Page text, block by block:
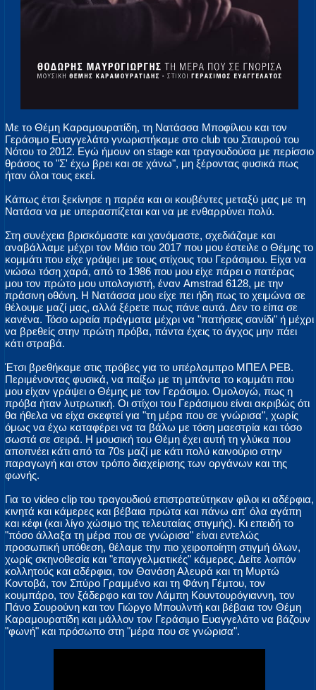
Με το Θέμη Καραμουρατίδη, τη Νατάσσα Μποφίλιου και τον
Γεράσιμο Ευαγγελάτο γνωριστήκαμε στο club του Σταυρού του
Νότου το 2012. Εγώ ήμουν on stage και τραγουδούσα με περίσσιο
θράσος το "Σ' έχω βρει και σε χάνω", μη ξέροντας φυσικά πως
ήταν όλοι τους εκεί.
Κάπως έτσι ξεκίνησε η παρέα και οι κουβέντες μεταξύ μας με τη
Νατάσα να με υπερασπίζεται και να με ενθαρρύνει πολύ.
Στη συνέχεια βρισκόμαστε και χανόμαστε, σχεδιάζαμε και
αναβάλλαμε μέχρι τον Μάιο του 2017 που μου έστειλε ο Θέμης το
κομμάτι που είχε γράψει με τους στίχους του Γεράσιμου. Είχα να
νιώσω τόση χαρά, από το 1986 που μου είχε πάρει ο πατέρας
μου τον πρώτο μου υπολογιστή, έναν Amstrad 6128, με την
πράσινη οθόνη. Η Νατάσσα μου είχε πει ήδη πως το χειμώνα σε
θέλουμε μαζί μας, αλλά ξέρετε πως πάνε αυτά. Δεν το είπα σε
κανένα. Τόσο ωραία πράγματα μέχρι να "πατήσεις σανίδι" ή μέχρι
να βρεθείς στην πρώτη πρόβα, πάντα έχεις το άγχος μην πάει
κάτι στραβά.
Έτσι βρεθήκαμε στις πρόβες για το υπέρλαμπρο ΜΠΕΛ ΡΕΒ.
Περιμένοντας φυσικά, να παίξω με τη μπάντα το κομμάτι που
μου είχαν γράψει ο Θέμης με τον Γεράσιμο. Ομολογώ, πως η
πρόβα ήταν λυτρωτική. Οι στίχοι του Γεράσιμου είναι ακριβώς ότι
θα ήθελα να είχα σκεφτεί για "τη μέρα που σε γνώρισα", χωρίς
όμως να έχω καταφέρει να τα βάλω με τόση μαεστρία και τόσο
σωστά σε σειρά. Η μουσική του Θέμη έχει αυτή τη γλύκα που
αποπνέει κάτι από τα 70s μαζί με κάτι πολύ καινούριο στην
παραγωγή και στον τρόπο διαχείρισης των οργάνων και της
φωνής.
Για το video clip του τραγουδιού επιστρατεύτηκαν φίλοι κι αδέρφια,
κινητά και κάμερες και βέβαια πρώτα και πάνω απ' όλα αγάπη
και κέφι (και λίγο χώσιμο της τελευταίας στιγμής). Κι επειδή το
"πόσο άλλαξα τη μέρα που σε γνώρισα" είναι εντελώς
προσωπική υπόθεση, θέλαμε την πιο χειροποίητη στιγμή όλων,
χωρίς σκηνοθεσία και "επαγγελματικές" κάμερες. Δείτε λοιπόν
κολλητούς και αδέρφια, τον Θανάση Αλευρά και τη Μυρτώ
Κοντοβά, τον Σπύρο Γραμμένο και τη Φάνη Γέμτου, τον
κουμπάρο, τον ξάδερφο και τον Λάμπη Κουντουρόγιαννη, τον
Πάνο Σουρούνη και τον Γιώργο Μπουλντή και βέβαια τον Θέμη
Καραμουρατίδη και μάλλον τον Γεράσιμο Ευαγγελάτο να βάζουν
"φωνή" και πρόσωπο στη "μέρα που σε γνώρισα".